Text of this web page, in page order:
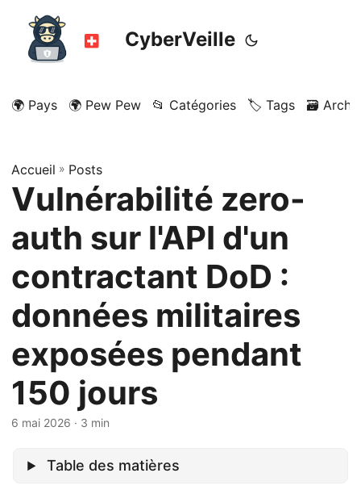
CyberVeille
🌍 Pays 🌍 Pew Pew 📂 Catégories 🏷️ Tags 🗃️
Accueil » Posts
Vulnérabilité zero-
auth sur l'API d'un
contractant DoD :
données militaires
exposées pendant
150 jours
6 mai 2026 · 3 min
Table des matières